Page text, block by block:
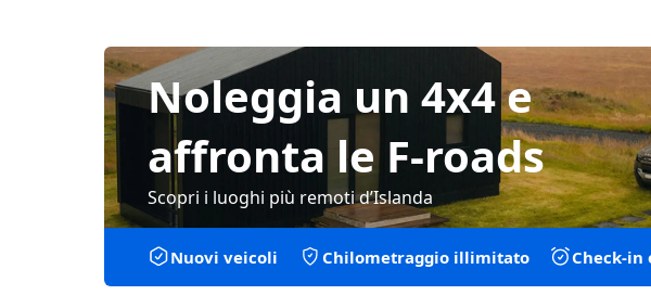
Etichetta nei bagni in Islanda
Pianificare le soste bagno durante un viaggio in auto
Frequenza: ogni quanto dovresti fermarti?
Migliori soste per famiglie o tragitti lunghi
Essenziali da mettere nella tua auto a noleggio
Noleggia un 4x4 e
affronta le F-roads
Scopri i luoghi più remoti d’Islanda
Nuovi veicoli Chilometraggio illimitato Check-in